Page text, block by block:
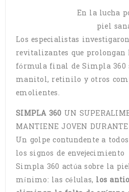
En la lucha
piel
Los especialistas
revitalizantes que
fórmula final de Simpla 360
manitol, retinilo y otros
emolientes.
SIMPLA 360 UN
MANTIENE JOVEN
Un golpe contundente a todos
los signos de envejecimiento
Simpla 360 actúa sobre la
mínimo: las células, los